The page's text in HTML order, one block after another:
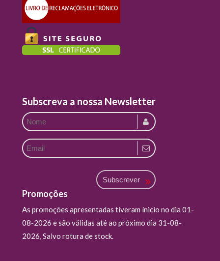
Subscreva a nossa Newsletter
Subscrever
Promoções
As promoções apresentadas tiveram ínicio no dia 01-
08-2026 e são válidas até ao próximo dia 31-08-
2026, Salvo rotura de stock.